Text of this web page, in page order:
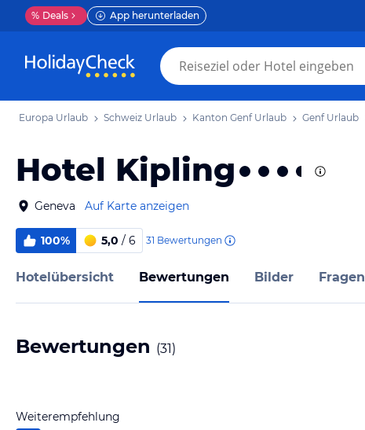
% Deals App herunterladen
Europa Urlaub Schweiz Urlaub Kanton Genf Urlaub Genf Urlaub
Hotel Kipling
Geneva Auf Karte anzeigen
100% 5,0 / 6 31 Bewertungen
Hotelübersicht Bewertungen Bilder Fragen
Bewertungen (31)
Weiterempfehlung